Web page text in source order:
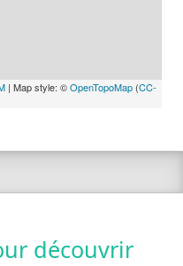
| Map style: ©OpenTopoMap (CC-
découvrir